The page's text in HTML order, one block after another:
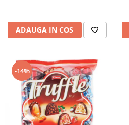
ADAUGA IN COS
-14%